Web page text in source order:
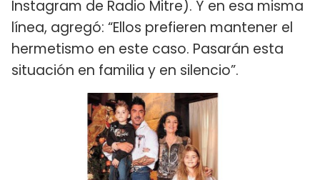
Instagram de Radio Mitre). Y en esa misma
línea, agregó: “Ellos prefieren mantener el
hermetismo en este caso. Pasarán esta
situación en familia y en silencio”.